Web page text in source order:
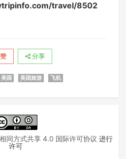
travel/8502
分享
美国 美国旅游 飞机
同方式共享 4.0 国际许可协议 进行
许可